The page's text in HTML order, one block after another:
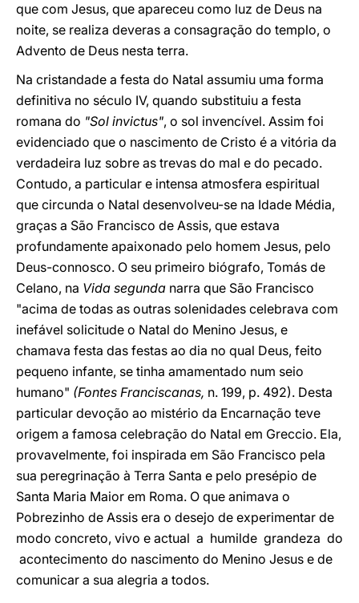
que com Jesus, que apareceu como luz de Deus na
noite, se realiza deveras a consagração do templo, o
Advento de Deus nesta terra.
Na cristandade a festa do Natal assumiu uma forma
definitiva no século IV, quando substituiu a festa
romana do "Sol invictus", o sol invencível. Assim foi
evidenciado que o nascimento de Cristo é a vitória da
verdadeira luz sobre as trevas do mal e do pecado.
Contudo, a particular e intensa atmosfera espiritual
que circunda o Natal desenvolveu-se na Idade Média,
graças a São Francisco de Assis, que estava
profundamente apaixonado pelo homem Jesus, pelo
Deus-connosco. O seu primeiro biógrafo, Tomás de
Celano, na Vida segunda narra que São Francisco
"acima de todas as outras solenidades celebrava com
inefável solicitude o Natal do Menino Jesus, e
chamava festa das festas ao dia no qual Deus, feito
pequeno infante, se tinha amamentado num seio
humano" (Fontes Franciscanas, n. 199, p. 492). Desta
particular devoção ao mistério da Encarnação teve
origem a famosa celebração do Natal em Greccio. Ela,
provavelmente, foi inspirada em São Francisco pela
sua peregrinação à Terra Santa e pelo presépio de
Santa Maria Maior em Roma. O que animava o
Pobrezinho de Assis era o desejo de experimentar de
modo concreto, vivo e actual a humilde grandeza do
acontecimento do nascimento do Menino Jesus e de
comunicar a sua alegria a todos.